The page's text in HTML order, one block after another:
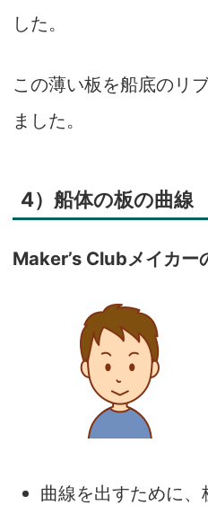
した。
この薄い板を船底のリ
ました。
4）船体の板の曲線
Maker’s Clubメイカー
曲線を出すために